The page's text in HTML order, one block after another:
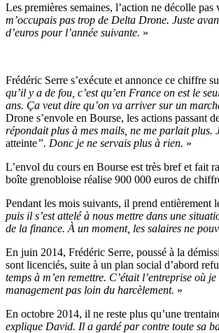
Les premières semaines, l’action ne décolle
m’occupais pas trop de Delta Drone. Juste
d’euros pour l’année suivante. »
Frédéric Serre s’exécute et annonce ce chiffre
qu’il y a de fou, c’est qu’en France on est le
ans. Ça veut dire qu’on va arriver sur un
Drone s’envole en Bourse, les actions passant
répondait plus à mes mails, ne me parlait plus.
atteinte”. Donc je ne servais plus à rien. »
L’envol du cours en Bourse est très bref et fait
boîte grenobloise réalise 900 000 euros de
Pendant les mois suivants, il prend entièrement
puis il s’est attelé à nous mettre dans une
de la finance. À un moment, les salaires ne
En juin 2014, Frédéric Serre, poussé à la
sont licenciés, suite à un plan social d’abord
temps à m’en remettre. C’était l’entreprise où
management pas loin du harcèlement. »
En octobre 2014, il ne reste plus qu’une
explique David. Il a gardé par contre toute sa